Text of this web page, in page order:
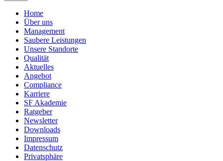
Home
Über uns
Management
Saubere Leistungen
Unsere Standorte
Qualität
Aktuelles
Angebot
Compliance
Karriere
SF Akademie
Ratgeber
Newsletter
Downloads
Impressum
Datenschutz
Privatsphäre